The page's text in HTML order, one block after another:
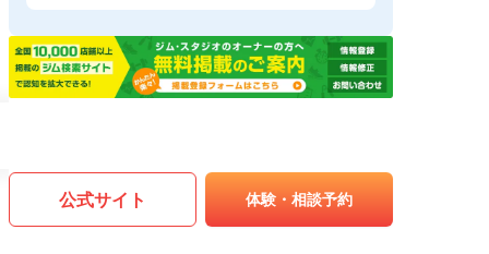
公式サイト 体験・相談予約